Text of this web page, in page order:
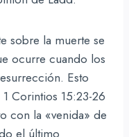
sobre la muerte se
ocurre cuando los
Esto
Corintios 15:23-26
con la «venida» de
el último